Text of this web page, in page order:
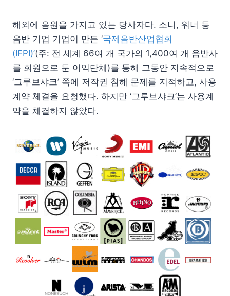
해외에 음원을 가지고 있는 당사자다. 소니, 워너 등
음반 기업 기업이 만든 ‘국제음반산업협회
(IFPI)’(주: 전 세계 66여 개 국가의 1,400여 개 음반사
를 회원으로 둔 이익단체)를 통해 그동안 지속적으로
‘그루브샤크’ 쪽에 저작권 침해 문제를 지적하고, 사용
계약 체결을 요청했다. 하지만 ‘그루브샤크’는 사용계
약을 체결하지 않았다.